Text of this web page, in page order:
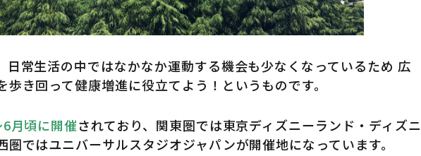
日常生活の中ではなかなか運動する機会も少なくなっているため 広
歩き回って健康増進に役立てよう！というものです。
月頃に開催されており、関東圏では東京ディズニーランド・ディズニ
圏ではユニバーサルスタジオジャパンが開催地になっています。